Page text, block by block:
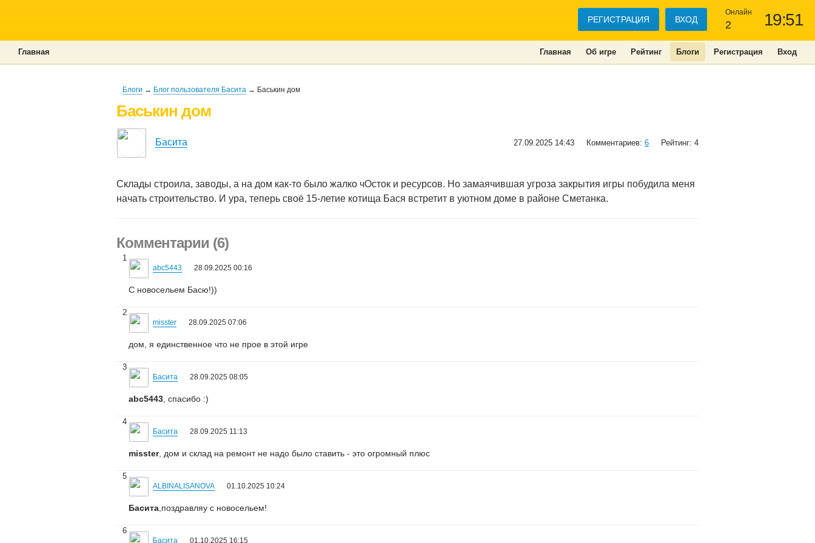
19:51
Онлайн
2
РЕГИСТРАЦИЯ ВХОД
Главная Об игре Рейтинг Блоги Регистрация Вход
Главная
Блоги → Блог пользователя Басита → Баськин дом
Баськин дом
Басита 27.09.2025 14:43 Комментариев: 6 Рейтинг: 4
Склады строила, заводы, а на дом как-то было жалко чОсток и ресурсов. Но замаячившая угроза закрытия игры побудила меня
начать строительство. И ура, теперь своё 15-летие котища Бася встретит в уютном доме в районе Сметанка.
Комментарии (6)
1
abc5443 28.09.2025 00:16
С новосельем Басю!))
2
misster 28.09.2025 07:06
дом, я единственное что не прое в этой игре
3
Басита 28.09.2025 08:05
abc5443 , спасибо :)
4
Басита 28.09.2025 11:13
misster, дом и склад на ремонт не надо было ставить - это огромный плюс
5
ALBINALISANOVA 01.10.2025 10:24
Басита ,поздравляу с новосельем!
6
Басита 01.10.2025 16:15